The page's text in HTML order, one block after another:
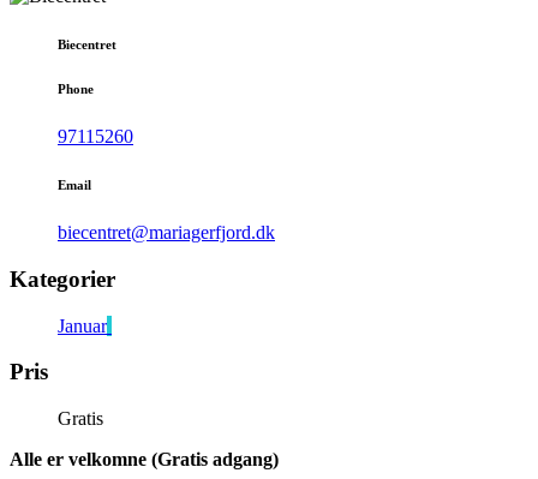
Biecentret
Phone
97115260
Email
biecentret@mariagerfjord.dk
Kategorier
Januar
Pris
Gratis
Alle er velkomne (Gratis adgang)